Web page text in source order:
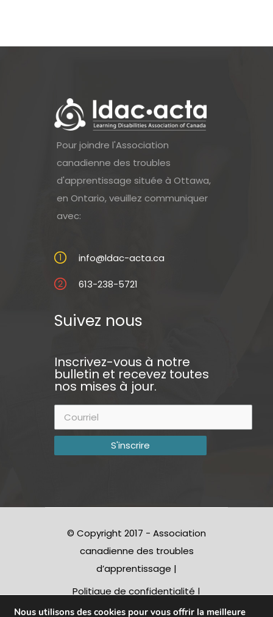
Pour joindre l'Association
canadienne des troubles
d'apprentissage située à Ottawa,
en Ontario, veuillez communiquer
avec:
info@ldac-acta.ca
613-238-5721
Suivez nous
Inscrivez-vous à notre
bulletin et recevez toutes
nos mises à jour.
© Copyright 2017 - Association
canadienne des troubles
d’apprentissage |
Politique de confidentialité|
Avertissement- Charitable
Nous utilisons des cookies pour vous offrir la meilleure